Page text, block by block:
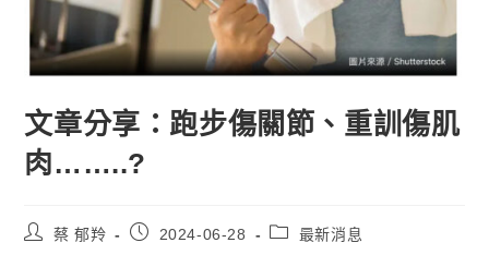
文章分享：跑步傷關節、重訓傷肌
肉……..?
蔡 郁羚 2024-06-28 最新消息